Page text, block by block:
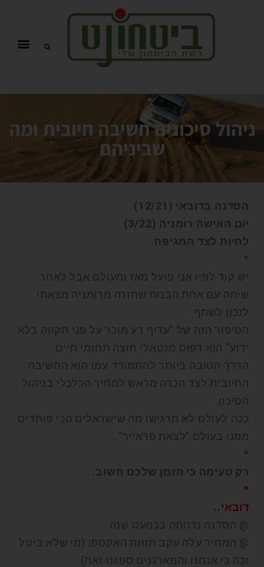
ניהול סיכונים חשיבה חיובית ומה
שביניהם
הסדנה בדובאי (12/21)
יום האישה רומניה (3/22)
לחיות לצד המגיפה.
*
יש קוד לפיו אני פועל מאז ומעולם אבל לאחר
שיחה עם אחת הבנות שחזרה מרומניה מצאתי
לנכון לשתף.
הסיפור הזה של "עדיף רע מוכר על פני תקווה בלא
ידוע" הוא דפוס מנטאלי חוצה תחומי חיים.
הדרך הטובה ביותר להתמודד עמו הוא החשיבה
החיובית לצד הכרה מראש למחיר הכלכלי בניהול
הסיכון.
ככה לעולם לא תרגישו מה שישראלים הכי פוחדים
ממנו בעולם "לצאת פראייר" .
*
רק טעימה כי הזמן שלכם חשוב.
*
דובאי..
@ הסדנה נדחתה בכמעט שנה
@ המחיר עלה עקב תזוזת האקספו (מי שלא ביטל
זכה כי אנחנו והמארגנים ספגנו זאת)